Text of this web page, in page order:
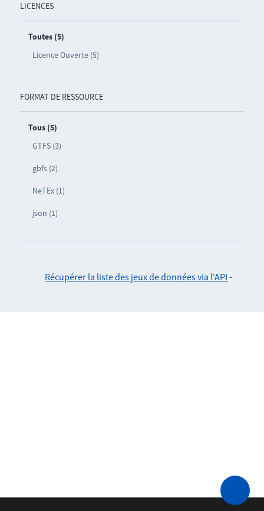
LICENCES
Toutes (5)
Licence Ouverte (5)
FORMAT DE RESSOURCE
Tous (5)
GTFS (3)
gbfs (2)
NeTEx (1)
json (1)
Récupérer la liste des jeux de données via l'API -